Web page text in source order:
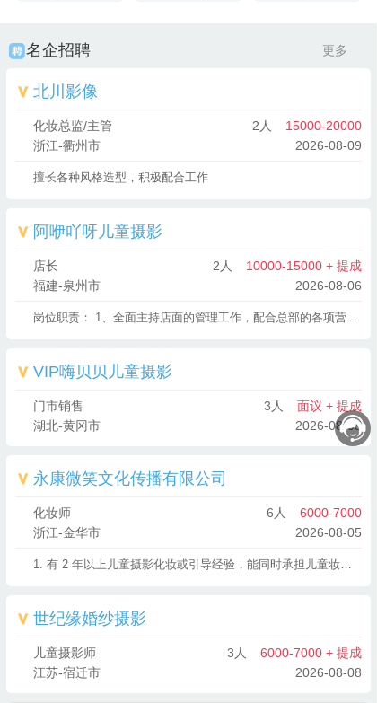
名企招聘 更多
北川影像
化妆总监/主管 2人
15000-20000
浙江-衢州市
2026-08-09
擅长各种风格造型，积极配合工作
阿咿吖呀儿童摄影
店长 2人
10000-15000 + 提成
福建-泉州市
2026-08-06
岗位职责： 1、全面主持店面的管理工作，配合总部的各项营销策略的实施； 2、执行总部下达的各项任务； 3、做好门店各个部门的分工管理工作； 4、监督商品的要货、上货、补货，做好进货验收、商品陈列、商品质量和服务质量管理等有关作业； 5、监督门店商品损耗管理，把握商品损耗尺度； 6、掌握门店各种设备的维护保养知识； 7、监督门店内外的清洁卫生，负责保卫、防火等作业管理； 8、妥善处理顾客投诉和服务工作中所发生的各种矛盾； 9、负责对员工的培训教育。 任职资格： 1、大专及以上学历,专业不限； 2、3年以上零售业管理工作经验，具有较强的店务管理经验； 3、精通团队管理、客户管理、商品管理、陈列管理，物流配送，熟悉店务的各项流程的制定、执行； 4、较强的团队管理能力和沟通能力，能够承受较大的工作强度和工作压力； 5、年龄35岁以下。
VIP嗨贝贝儿童摄影
门市销售 3人
面议 + 提成
湖北-黄冈市
2026-08-05
永康微笑文化传播有限公司
化妆师 6人
6000-7000
浙江-金华市
2026-08-05
1. 有 2 年以上儿童摄影化妆或引导经验，能同时承担儿童妆容造型和拍摄引导工作。2. 熟悉儿童皮肤特点，会用儿童专用安全化妆品打造自然可爱妆容，同时擅长根据主题搭配发型。3. 具备极强的亲和力和引导能力，能快速和孩子玩到一起，通过游戏、互动让孩子放松并配合化妆和拍摄。4. 化妆时动作轻柔，能边化妆边和孩子沟通转移注意力，拍摄时能引导孩子做出自然表情和动作，配合摄影师抓拍。5. 负责化妆工具和引导道具的清洁消毒，确保孩子接触安全，工作细致有耐心，能满足家长对妆容和孩子状态的需求。6. 接受周末和节假日工作，有儿童摄影行业经验者优先，会简单编发或手工造型者优先。
世纪缘婚纱摄影
儿童摄影师 3人
6000-7000 + 提成
江苏-宿迁市
2026-08-08